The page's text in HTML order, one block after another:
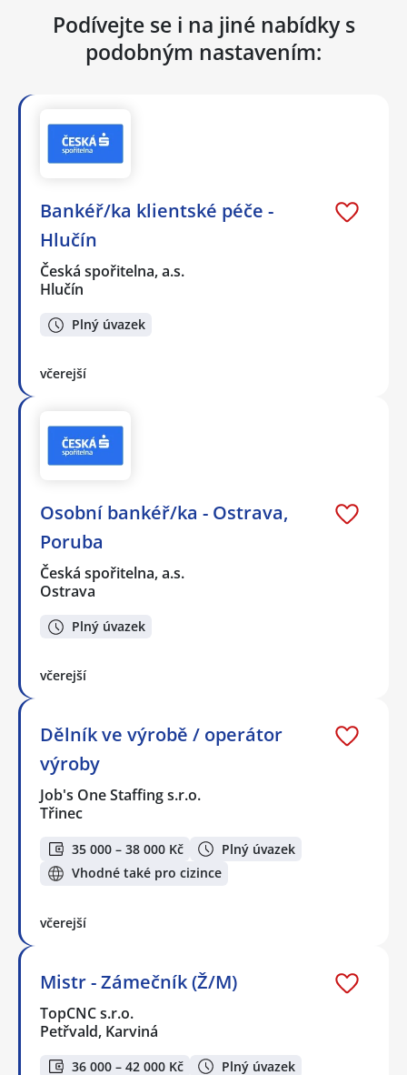
Podívejte se i na jiné nabídky s
podobným nastavením:
Bankéř/ka klientské péče -
Hlučín
Česká spořitelna, a.s.
Hlučín
Plný úvazek
včerejší
Osobní bankéř/ka - Ostrava,
Poruba
Česká spořitelna, a.s.
Ostrava
Plný úvazek
včerejší
Dělník ve výrobě / operátor
výroby
Job's One Staffing s.r.o.
Třinec
35 000 – 38 000 Kč
Plný úvazek
Vhodné také pro cizince
včerejší
Mistr - Zámečník (Ž/M)
TopCNC s.r.o.
Petřvald, Karviná
36 000 – 42 000 Kč Plný úvazek